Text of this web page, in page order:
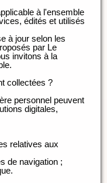
à l'ensemble
édités et utilisés
à jour selon les
par Le
invitons à la
A. Quelles données personnelles sont collectées ?
relatives aux
préférences de navigation ;